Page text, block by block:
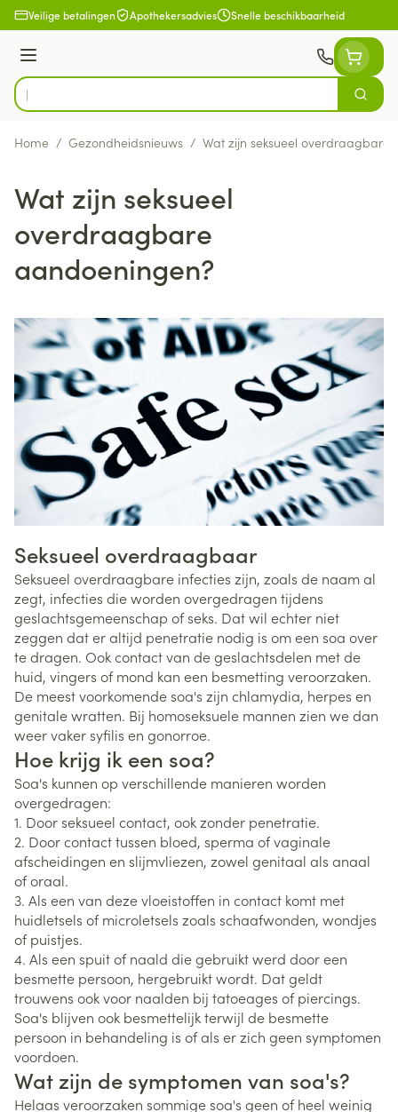
Ga naar de inhoud
Veilige betalingen Apothekersadvies Snelle beschikbaarheid
Menu
Product, merk, categorie...
Zoek
Home / Gezondheidsnieuws / Wat zijn seksueel overdraagbare
Wat zijn seksueel
overdraagbare
aandoeningen?
Seksueel overdraagbaar
Seksueel overdraagbare infecties zijn, zoals de naam al
zegt, infecties die worden overgedragen tijdens
geslachtsgemeenschap of seks. Dat wil echter niet
zeggen dat er altijd penetratie nodig is om een soa over
te dragen. Ook contact van de geslachtsdelen met de
huid, vingers of mond kan een besmetting veroorzaken.
De meest voorkomende soa's zijn chlamydia, herpes en
genitale wratten. Bij homoseksuele mannen zien we dan
weer vaker syfilis en gonorroe.
Hoe krijg ik een soa?
Soa's kunnen op verschillende manieren worden
overgedragen:
1. Door seksueel contact, ook zonder penetratie.
2. Door contact tussen bloed, sperma of vaginale
afscheidingen en slijmvliezen, zowel genitaal als anaal
of oraal.
3. Als een van deze vloeistoffen in contact komt met
huidletsels of microletsels zoals schaafwonden, wondjes
of puistjes.
4. Als een spuit of naald die gebruikt werd door een
besmette persoon, hergebruikt wordt. Dat geldt
trouwens ook voor naalden bij tatoeages of piercings.
Soa's blijven ook besmettelijk terwijl de besmette
persoon in behandeling is of als er zich geen symptomen
voordoen.
Wat zijn de symptomen van soa's?
Helaas veroorzaken sommige soa's geen of heel weinig